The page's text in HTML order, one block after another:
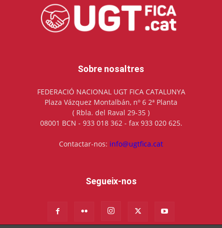
Sobre nosaltres
FEDERACIÓ NACIONAL UGT FICA CATALUNYA
Plaza Vázquez Montalbán, nº 6 2ª Planta
( Rbla. del Raval 29-35 )
08001 BCN - 933 018 362 - fax 933 020 625.
Contactar-nos: info@ugtfica.cat
Segueix-nos